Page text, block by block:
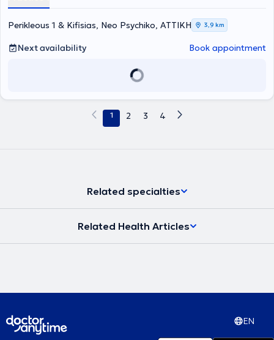
Perikleous 1 & Kifisias, Neo Psychiko, ΑΤΤΙΚΗ 3,9 km
Next availability Book appointment
1 2 3 4
Related specialties
Related Health Articles
EN